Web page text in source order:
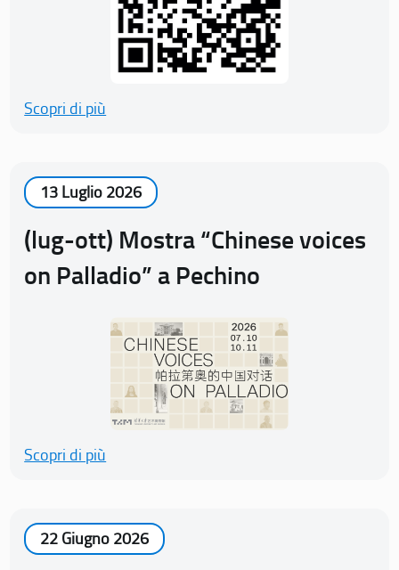
Scopri di più
13 Luglio 2026
(lug-ott) Mostra “Chinese voices
on Palladio” a Pechino
Scopri di più
22 Giugno 2026